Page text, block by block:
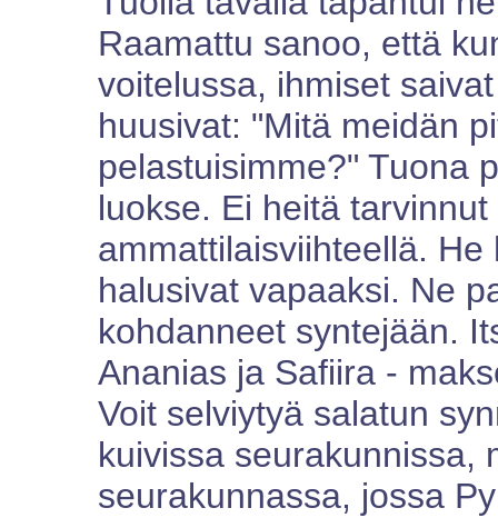
Raamattu sanoo, että
voitelussa, ihmiset
huusivat: "Mitä meidän
pelastuisimme?" Tuona
luokse. Ei heitä
ammattilaisviihteellä.
halusivat vapaaksi. Ne
kohdanneet syntejään.
Ananias ja Safiira -
Voit selviytyä salatun
kuivissa seurakunnissa,
seurakunnassa, jossa